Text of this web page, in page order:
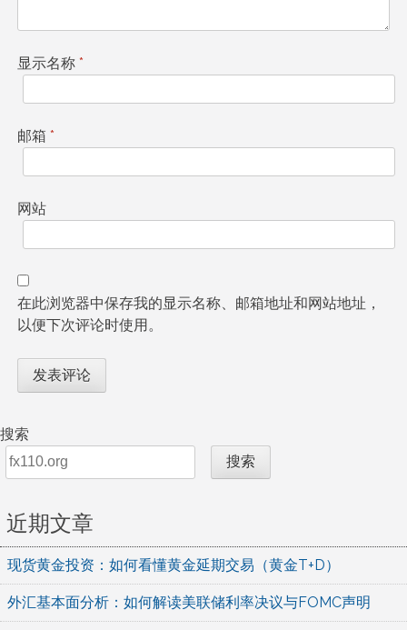
显示名称 *
邮箱 *
网站
在此浏览器中保存我的显示名称、邮箱地址和网站地址，
以便下次评论时使用。
搜索
搜索
近期文章
现货黄金投资：如何看懂黄金延期交易（黄金T+D）
外汇基本面分析：如何解读美联储利率决议与FOMC声明